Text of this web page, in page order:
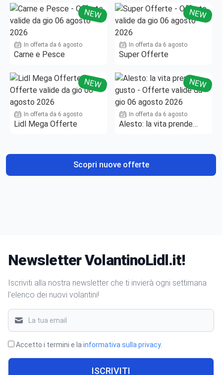
NEW
In offerta da 6 agosto
Carne e Pesce
NEW
In offerta da 6 agosto
Super Offerte
NEW
In offerta da 6 agosto
Lidl Mega Offerte
NEW
In offerta da 6 agosto
Alesto: la vita prende
Scopri nuove offerte
Newsletter VolantinoLidl.it!
Iscriviti alla nostra newsletter che ti invierà ogni settimana
l'elenco dei nuovi volantini!
Accetto i termini e la informativa sulla privacy.
ISCRIVITI